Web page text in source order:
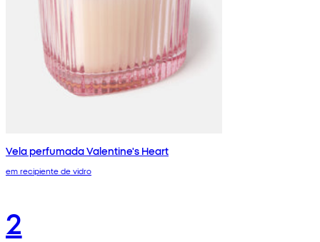
Vela perfumada Valentine's Heart
em recipiente de vidro
2